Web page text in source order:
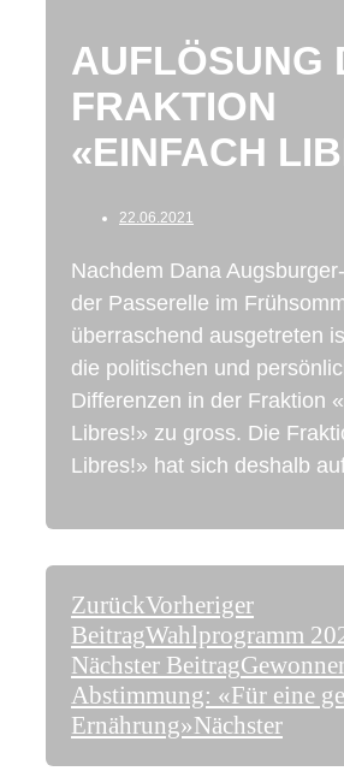
AUFLÖSUNG
FRAKTION
«EINFACH
22.06.2021
Nachdem Dana
der Passerelle im
überraschend ausgetreten
die politischen und
Differenzen in der Fraktion
Libres!» zu gross. Die
Libres!» hat sich deshalb
ZurückVorheriger
BeitragWahlprogramm
Nächster Beitrag
Abstimmung: «Für eine
Ernährung»Nächster